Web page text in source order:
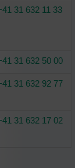
31 632 11 33
31 632 50 00
31 632 92 77
31 632 17 02